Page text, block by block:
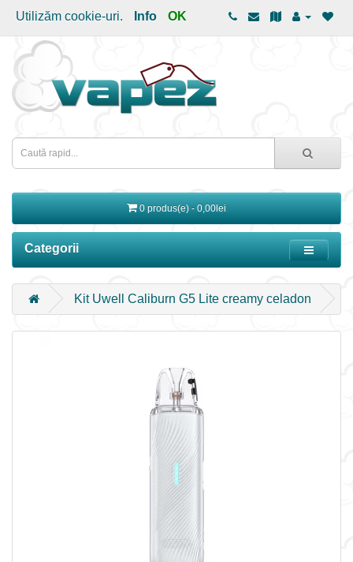
Utilizăm cookie-uri. Info OK
0 produs(e) - 0,00lei
Categorii
Kit Uwell Caliburn G5 Lite creamy celadon